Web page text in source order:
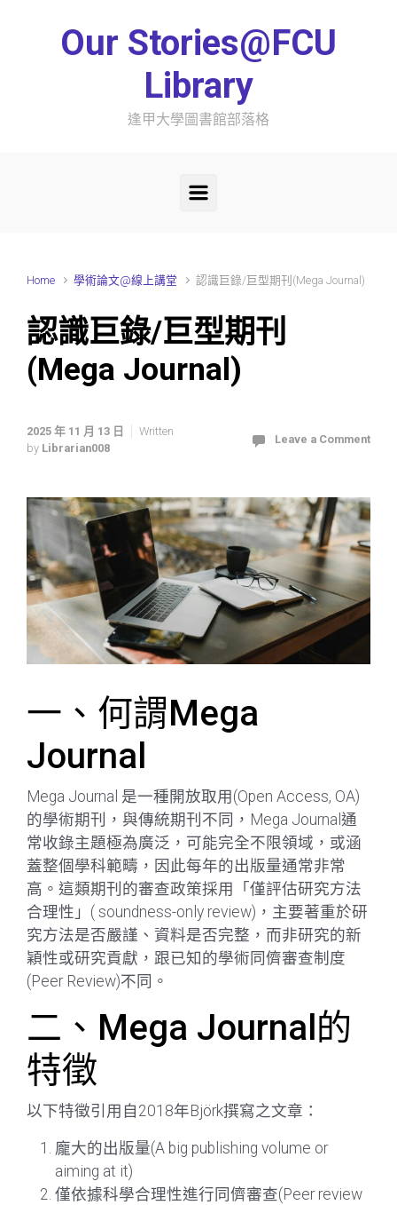
Our Stories@FCU
Library
逢甲大學圖書館部落格
Home 學術論文@線上講堂 認識巨錄/巨型期刊(Mega Journal)
認識巨錄/巨型期刊
(Mega Journal)
2025 年 11 月 13 日
Written
by Librarian008
Leave a Comment
一、何謂Mega
Journal
Mega Journal 是一種開放取用(Open Access, OA)
的學術期刊，與傳統期刊不同，Mega Journal通
常收錄主題極為廣泛，可能完全不限領域，或涵
蓋整個學科範疇，因此每年的出版量通常非常
高。這類期刊的審查政策採用「僅評估研究方法
合理性」( soundness-only review)，主要著重於研
究方法是否嚴謹、資料是否完整，而非研究的新
穎性或研究貢獻，跟已知的學術同儕審查制度
(Peer Review)不同。
二、Mega Journal的
特徵
以下特徵引用自2018年Björk撰寫之文章：
龐大的出版量(A big publishing volume or
aiming at it)
僅依據科學合理性進行同儕審查(Peer review